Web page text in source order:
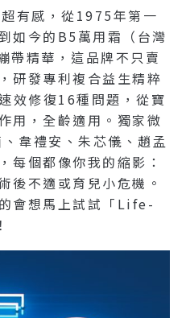
有感，從1975年第一
如今的B5萬用霜（台灣
帶精華，這品牌不只賣
研發專利複合益生精粹
效修復16種問題，從寶
用，全齡適用。獨家微
韋禮安、朱芯儀、趙孟
每個都像你我的縮影：
後不適或育兒小危機。
會想馬上試試「Life-